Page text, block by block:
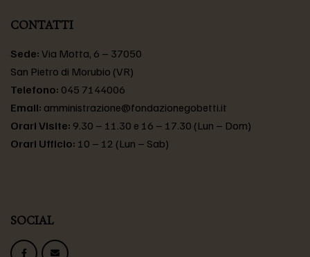
CONTATTI
Sede: Via Motta, 6 – 37050
San Pietro di Morubio (VR)
Telefono: 045 7144006
Email: amministrazione@fondazionegobetti.it
Orari Visite: 9.30 – 11.30 e 16 – 17.30 (Lun – Dom)
Orari Ufficio: 10 – 12 (Lun – Sab)
SOCIAL